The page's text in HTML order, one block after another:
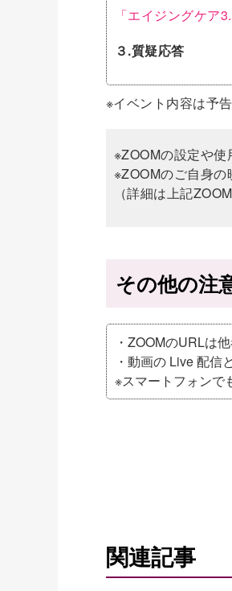
「エイジングケア
３.質疑応答
※イベント内容は予
※ZOOMの設定や使
※ZOOMのご自身の
（詳細は上記
その他の注
・ZOOMのURLは
・動画の Live 配信
※スマートフォンで
関連記事